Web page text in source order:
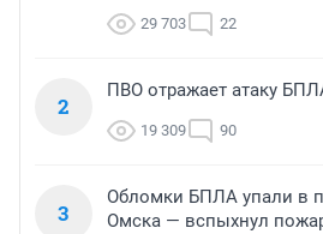
29 703 22
2
ПВО отражает атаку
19 309 90
3
Обломки БПЛА упали в
Омска — вспыхнул